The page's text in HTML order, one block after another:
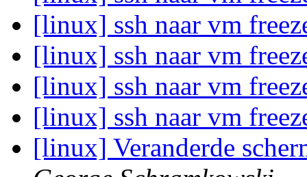
[linux] ssh naar vm
[linux] ssh naar vm
[linux] ssh naar vm
[linux] ssh naar vm
[linux] Veranderde